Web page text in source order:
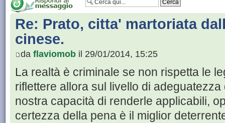
Re: Prato, citta' martoriata
cinese.
da flaviomob il 29/01/2014, 15:25
La realtà è criminale se non rispetta le
riflettere allora sul livello di
nostra capacità di renderle applicabili,
certezza della pena è il miglior